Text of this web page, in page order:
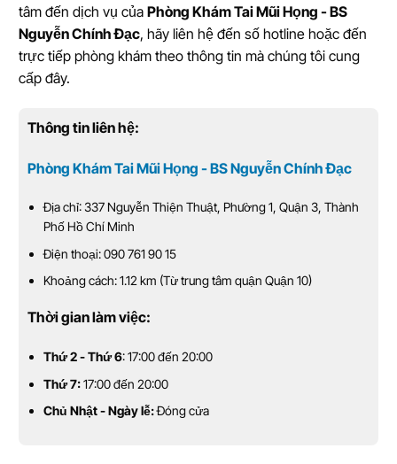
tâm đến dịch vụ của Phòng Khám Tai Mũi Họng - BS
Nguyễn Chính Đạc, hãy liên hệ đến số hotline hoặc đến
trực tiếp phòng khám theo thông tin mà chúng tôi cung
cấp đây.
Thông tin liên hệ:
Phòng Khám Tai Mũi Họng - BS Nguyễn Chính Đạc
Địa chỉ: 337 Nguyễn Thiện Thuật, Phường 1, Quận 3, Thành
Phố Hồ Chí Minh
Điện thoại: 090 761 90 15
Khoảng cách: 1.12 km (Từ trung tâm quận Quận 10)
Thời gian làm việc:
Thứ 2 - Thứ 6: 17:00 đến 20:00
Thứ 7:17:00 đến 20:00
Chủ Nhật - Ngày lễ:Đóng cửa